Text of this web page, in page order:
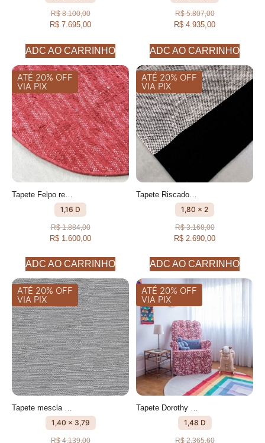
R$8.100,00
R$ 7.695,00
ADC AO CARRINHO
R$5.807,00
R$ 4.935,00
ADC AO CARRINHO
ATÉ 20% OFF
VIA PIX
1,16 D
R$1.884,00
R$ 1.600,00
ADC AO CARRINHO
ATÉ 20% OFF
VIA PIX
1,80 x 2
R$3.168,00
R$ 2.690,00
ADC AO CARRINHO
ATÉ 20% OFF
VIA PIX
Tapete mescla Cru e Chumbo feito à mão, 100% algodão reciclado
1,40 x 3,79
R$4.139,00
ATÉ 20% OFF
VIA PIX
Tapete Dorothy redondo Desenhado feito à mão, 100% algodão reciclado
1,48 D
R$2.365,60